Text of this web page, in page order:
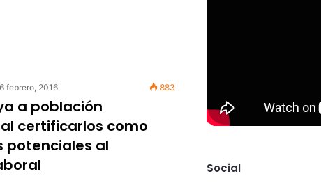
febrero, 2016 883
a población
certificarlos como
potenciales al
Social